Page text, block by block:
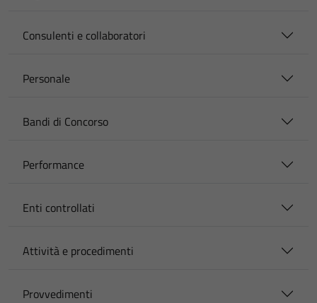
Consulenti e collaboratori
Personale
Bandi di Concorso
Performance
Enti controllati
Attività e procedimenti
Provvedimenti